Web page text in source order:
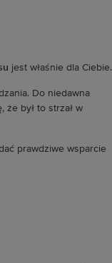
jest właśnie dla Ciebie.
Do niedawna
że był to strzał w
prawdziwe wsparcie